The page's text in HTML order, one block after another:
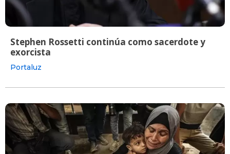
Stephen Rossetti continúa como sacerdote y
exorcista
Portaluz